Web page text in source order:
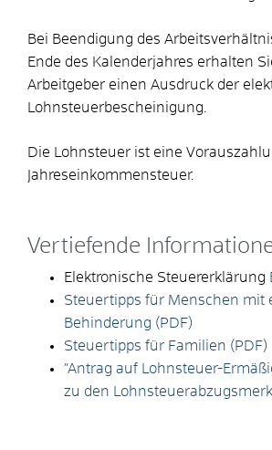
Bei Beendigung des
Ende des Kalenderjahres erhalten
Arbeitgeber einen Ausdruck der
Lohnsteuerbescheinigung.
Die Lohnsteuer ist eine
Jahreseinkommensteuer.
Vertiefende
Elektronische Steuererklärung
Steuertipps für Menschen mit
Behinderung (PDF)
Steuertipps für Familien (PDF)
"Antrag auf Lohnsteuer-
zu den